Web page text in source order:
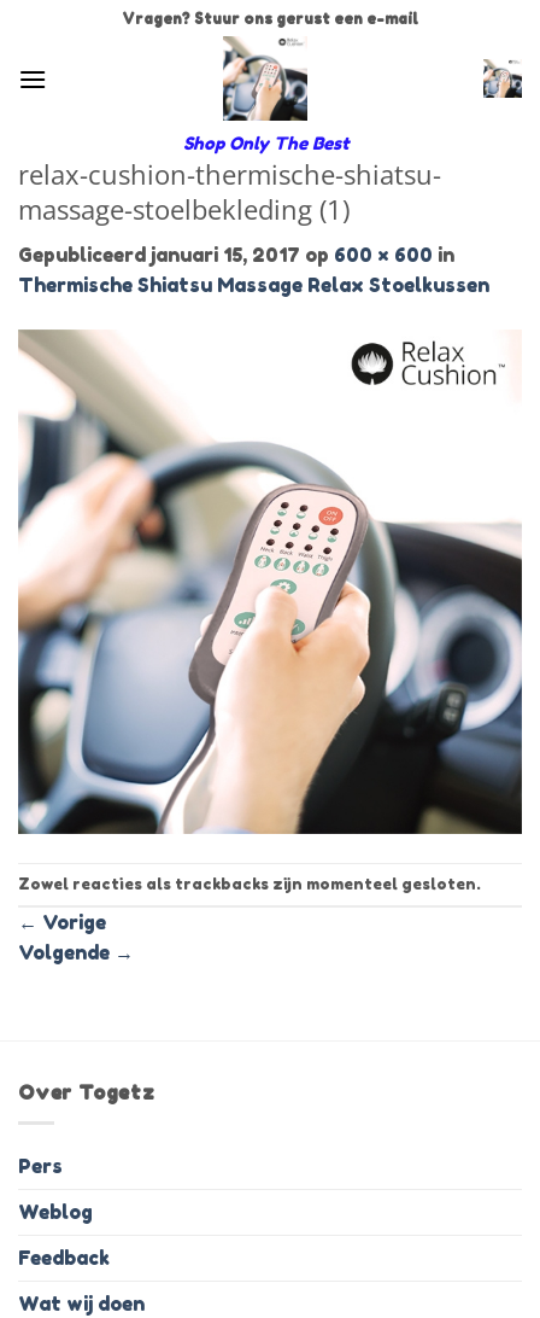
inhoud
Vragen? Stuur ons gerust een e-mail
Shop Only The Best
relax-cushion-thermische-shiatsu-
massage-stoelbekleding (1)
Gepubliceerd januari 15, 2017 op 600 × 600 in
Thermische Shiatsu Massage Relax Stoelkussen
Zowel reacties als trackbacks zijn momenteel gesloten.
← Vorige
Volgende →
Over Togetz
Pers
Weblog
Feedback
Wat wij doen